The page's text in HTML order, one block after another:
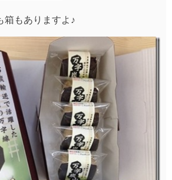
箱もありますよ♪